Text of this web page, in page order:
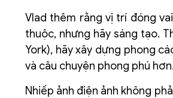
Vlad thêm rằng vị trí đóng
thuộc, nhưng hãy sáng tạo.
York), hãy xây dựng phong
và câu chuyện phong phú hơn.
Nhiếp ảnh điện ảnh không